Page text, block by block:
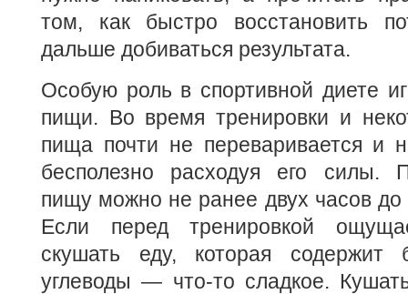
том, как быстро восстановить
дальше добиваться результата.
Особую роль в спортивной диете
пищи. Во время тренировки и
пища почти не переваривается и
бесполезно расходуя его силы.
пищу можно не ранее двух часов до
Если перед тренировкой
скушать еду, которая содержит
углеводы — что-то сладкое.